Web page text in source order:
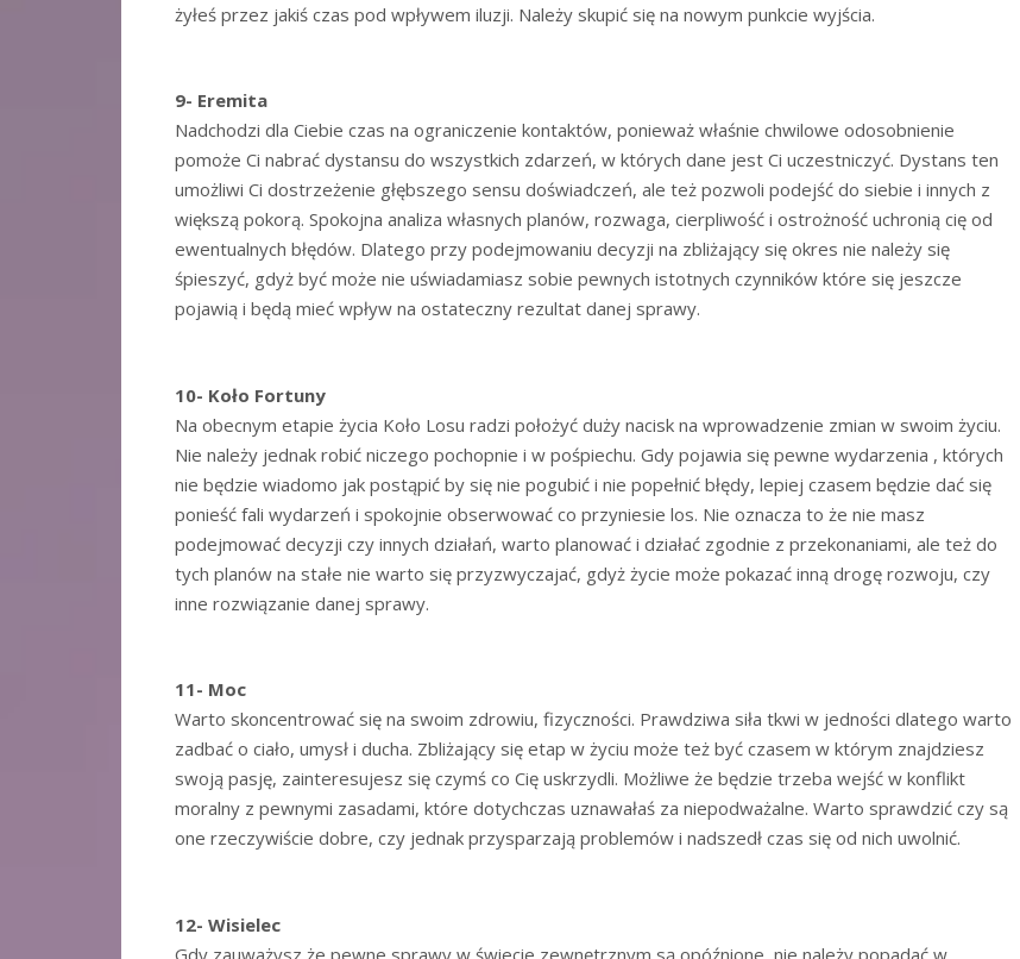
żyłeś przez jakiś czas pod wpływem iluzji. Należy skupić się na nowym punkcie wyjścia.
9- Eremita
Nadchodzi dla Ciebie czas na ograniczenie kontaktów, ponieważ właśnie chwilowe odosobnienie
pomoże Ci nabrać dystansu do wszystkich zdarzeń, w których dane jest Ci uczestniczyć. Dystans ten
umożliwi Ci dostrzeżenie głębszego sensu doświadczeń, ale też pozwoli podejść do siebie i innych z
większą pokorą. Spokojna analiza własnych planów, rozwaga, cierpliwość i ostrożność uchronią cię od
ewentualnych błędów. Dlatego przy podejmowaniu decyzji na zbliżający się okres nie należy się
śpieszyć, gdyż być może nie uświadamiasz sobie pewnych istotnych czynników które się jeszcze
pojawią i będą mieć wpływ na ostateczny rezultat danej sprawy.
10- Koło Fortuny
Na obecnym etapie życia Koło Losu radzi położyć duży nacisk na wprowadzenie zmian w swoim życiu.
Nie należy jednak robić niczego pochopnie i w pośpiechu. Gdy pojawia się pewne wydarzenia , których
nie będzie wiadomo jak postąpić by się nie pogubić i nie popełnić błędy, lepiej czasem będzie dać się
ponieść fali wydarzeń i spokojnie obserwować co przyniesie los. Nie oznacza to że nie masz
podejmować decyzji czy innych działań, warto planować i działać zgodnie z przekonaniami, ale też do
tych planów na stałe nie warto się przyzwyczajać, gdyż życie może pokazać inną drogę rozwoju, czy
inne rozwiązanie danej sprawy.
11- Moc
Warto skoncentrować się na swoim zdrowiu, fizyczności. Prawdziwa siła tkwi w jedności dlatego warto
zadbać o ciało, umysł i ducha. Zbliżający się etap w życiu może też być czasem w którym znajdziesz
swoją pasję, zainteresujesz się czymś co Cię uskrzydli. Możliwe że będzie trzeba wejść w konflikt
moralny z pewnymi zasadami, które dotychczas uznawałaś za niepodważalne. Warto sprawdzić czy są
one rzeczywiście dobre, czy jednak przysparzają problemów i nadszedł czas się od nich uwolnić.
12- Wisielec
Gdy zauważysz że pewne sprawy w świecie zewnętrznym są opóźnione, nie należy popadać w